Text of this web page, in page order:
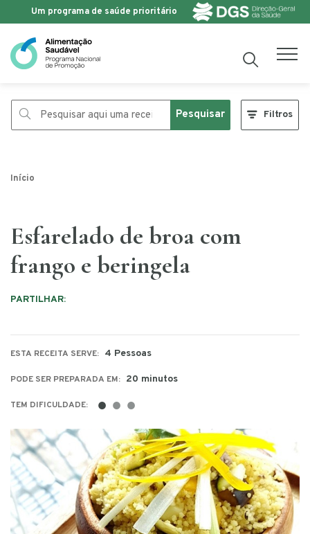
Saltar para o conteúdo
Um programa de saúde prioritário
Pesquisar Filtros
Início
Esfarelado de broa com
frango e beringela
PARTILHAR:
ESTA RECEITA SERVE: 4 Pessoas
PODE SER PREPARADA EM: 20 minutos
TEM DIFICULDADE: ● ● ●